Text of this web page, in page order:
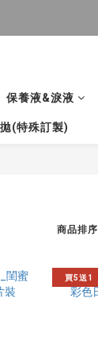
保養液&淚液
(特殊訂製)
商品排序
買5送1